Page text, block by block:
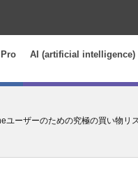
AI (artificial intelligence)
ユーザーのための究極の買い物リ